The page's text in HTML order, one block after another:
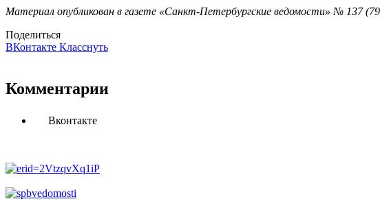
Материал опубликован в газете «Санкт-Петербургские ведомости» № 137
Поделиться
ВКонтакте Класснуть
Комментарии
Вконтакте